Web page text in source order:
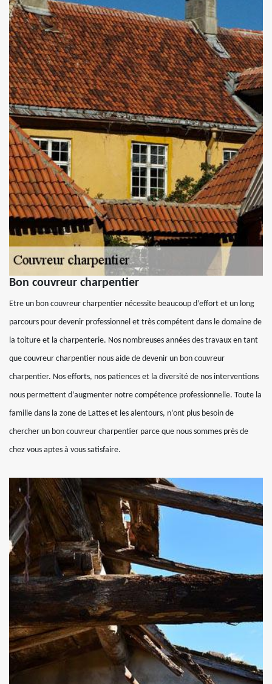
Bon couvreur charpentier
Etre un bon couvreur charpentier nécessite beaucoup d’effort et un long
parcours pour devenir professionnel et très compétent dans le domaine de
la toiture et la charpenterie. Nos nombreuses années des travaux en tant
que couvreur charpentier nous aide de devenir un bon couvreur
charpentier. Nos efforts, nos patiences et la diversité de nos interventions
nous permettent d’augmenter notre compétence professionnelle. Toute la
famille dans la zone de Lattes et les alentours, n’ont plus besoin de
chercher un bon couvreur charpentier parce que nous sommes près de
chez vous aptes à vous satisfaire.